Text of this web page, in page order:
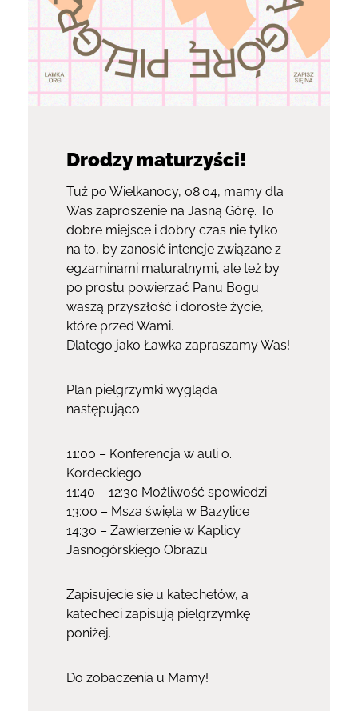
Drodzy maturzyści!
Tuż po Wielkanocy, 08.04, mamy dla
Was zaproszenie na Jasną Górę. To
dobre miejsce i dobry czas nie tylko
na to, by zanosić intencje związane z
egzaminami maturalnymi, ale też by
po prostu powierzać Panu Bogu
waszą przyszłość i dorosłe życie,
które przed Wami.
Dlatego jako Ławka zapraszamy Was!
Plan pielgrzymki wygląda
następująco:
11:00 – Konferencja w auli o.
Kordeckiego
11:40 – 12:30 Możliwość spowiedzi
13:00 – Msza święta w Bazylice
14:30 – Zawierzenie w Kaplicy
Jasnogórskiego Obrazu
Zapisujecie się u katechetów, a
katecheci zapisują pielgrzymkę
poniżej.
Do zobaczenia u Mamy!